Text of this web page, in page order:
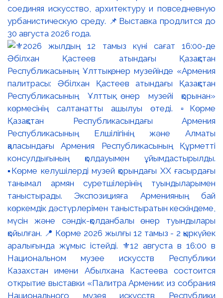
соединяя искусство, архитектуру и повседневную
урбанистическую среду. 📌Выставка продлится до
30 августа 2026 года.